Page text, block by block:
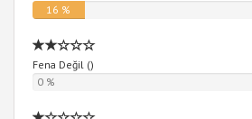
16 %
Fena Değil ()
0 %